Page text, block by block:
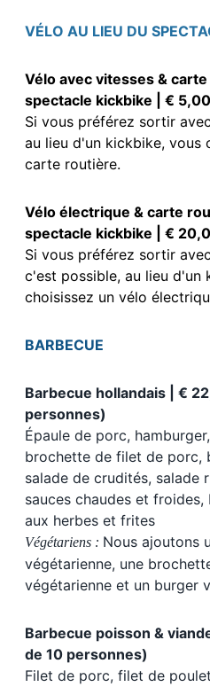
VÉLO AU LIEU DU
Vélo avec vitesses &
spectacle kickbike | €
Si vous préférez sortir
au lieu d'un kickbike, vous
carte routière.
Vélo électrique & carte
spectacle kickbike | €
Si vous préférez sortir
c'est possible, au lieu d'un
choisissez un vélo
BARBECUE
Barbecue hollandais | €
personnes)
Épaule de porc,
brochette de filet de porc,
salade de crudités, salade
sauces chaudes et
aux herbes et frites
Végétariens : Nous ajoutons
végétarienne, une
végétarienne et un burger
Barbecue poisson &
de 10 personnes)
Filet de porc, filet de